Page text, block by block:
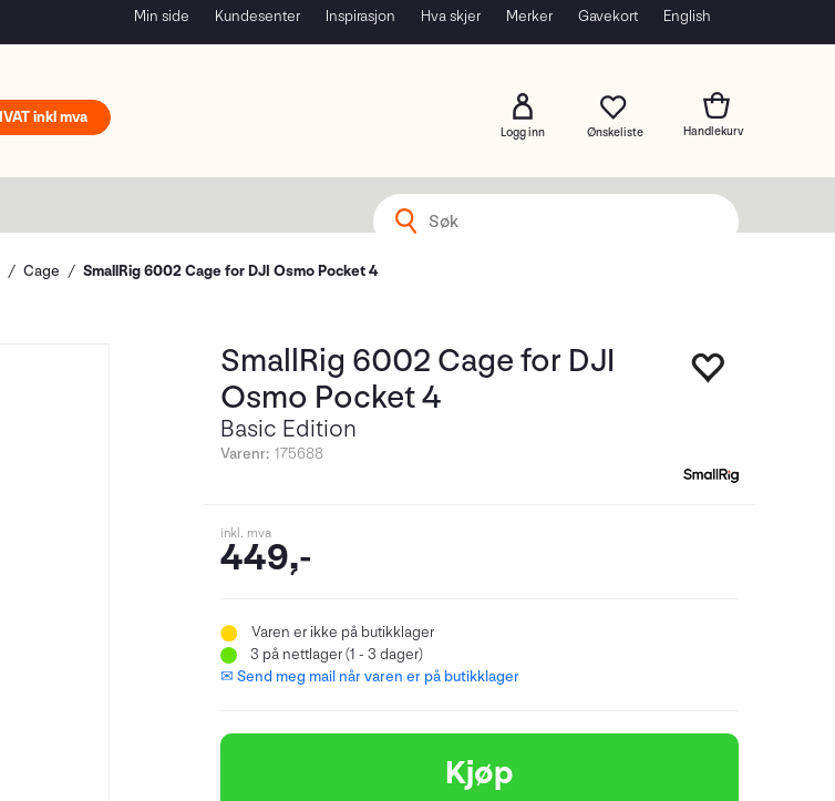
Min side Kundesenter Inspirasjon Hva skjer Merker Gavekort English
Logg inn
Cage SmallRig 6002 Cage for DJI Osmo Pocket 4
SmallRig 6002 Cage for DJI
Osmo Pocket 4
Basic Edition
Varenr: 175688
inkl. mva
449,-
Varen er ikke på butikklager
3 på nettlager (1 - 3 dager)
✉ Send meg mail når varen er på butikklager
Kjøp